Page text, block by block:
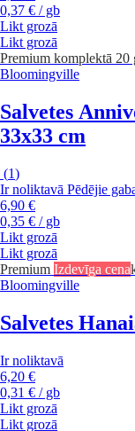
0,37 € / gb
Likt grozā
Likt grozā
Premium komplektā 20
Bloomingville
Salvetes
33x33 cm
(1)
Ir noliktavā Pēdējie
6,90 €
0,35 € / gb
Likt grozā
Likt grozā
Premium Izdevīga cena
Bloomingville
Salvetes
Ir noliktavā
6,20 €
0,31 € / gb
Likt grozā
Likt grozā